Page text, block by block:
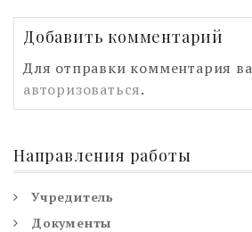
Добавить комментарий
Для отправки комментария
авторизоваться.
Направления работы
Учредитель
Документы